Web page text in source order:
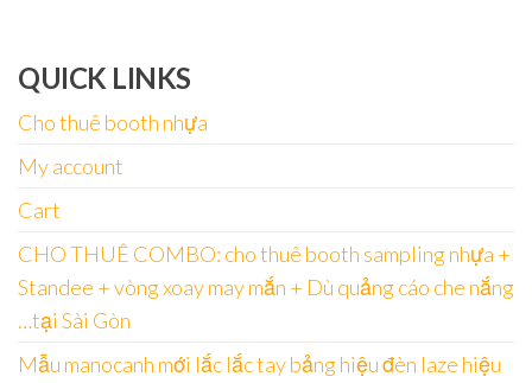
QUICK LINKS
Cho thuê booth nhựa
My account
Cart
CHO THUÊ COMBO: cho thuê booth sampling nhựa +
Standee + vòng xoay may mắn + Dù quảng cáo che nắng
…tại Sài Gòn
Mẫu manocanh mới lắc lắc tay bảng hiệu đèn laze hiệu